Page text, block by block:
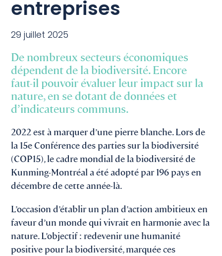
entreprises
29 juillet 2025
De nombreux secteurs économiques
dépendent de la biodiversité. Encore
faut-il pouvoir évaluer leur impact sur la
nature, en se dotant de données et
d’indicateurs communs.
2022 est à marquer d’une pierre blanche. Lors de
la 15e Conférence des parties sur la biodiversité
(COP15), le cadre mondial de la biodiversité de
Kunming-Montréal a été adopté par 196 pays en
décembre de cette année-là.
L’occasion d’établir un plan d’action ambitieux en
faveur d’un monde qui vivrait en harmonie avec la
nature. L’objectif : redevenir une humanité
positive pour la biodiversité, marquée ces